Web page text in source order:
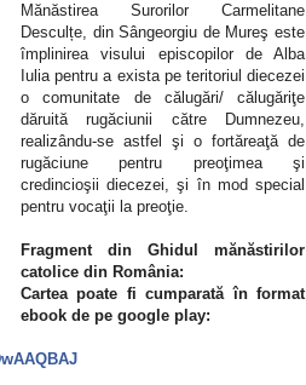
Mănăstirea Surorilor Carmelitane
Desculțe, din Sângeorgiu de Mureş este
împlinirea visului episcopilor de Alba
Iulia pentru a exista pe teritoriul diecezei
o comunitate de călugări/ călugăriţe
dăruită rugăciunii către Dumnezeu,
realizându-se astfel şi o fortăreaţă de
rugăciune pentru preoţimea şi
credincioşii diecezei, şi în mod special
pentru vocaţii la preoţie.
Fragment din Ghidul mănăstirilor
catolice din România:
Cartea poate fi cumparată în format
ebook de pe google play: